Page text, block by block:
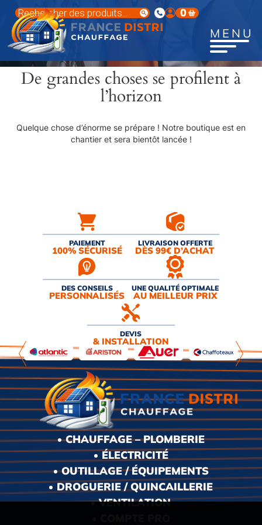
contenu
principal
Recherche
de
produits
0
MENU
De grandes choses se profilent à
l’horizon
Quelque chose d’énorme se prépare ! Notre boutique est en
chantier et sera bientôt lancée !
PAIEMENT
100% SÉCURISÉ
LIVRAISON OFFERTE
DÈS 99€ D’ACHAT
DES CONSEILS
PERSONNALISÉS
UNE QUALITÉ OPTIMALE
AU MEILLEUR PRIX
DEVIS
& INSTALLATION
CHAUFFAGE – PLOMBERIE
ÉLECTRICITÉ
OUTILLAGE / ÉQUIPEMENTS
DROGUERIE / QUINCAILLERIE
VENTILATION